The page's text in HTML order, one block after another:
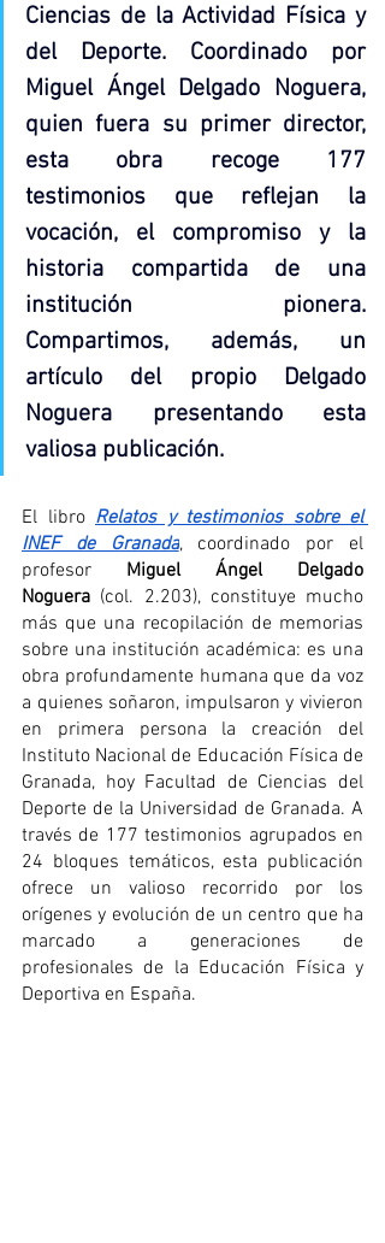
Ciencias de la Actividad Física y
del Deporte. Coordinado por
Miguel Ángel Delgado Noguera,
quien fuera su primer director,
esta obra recoge 177
testimonios que reflejan la
vocación, el compromiso y la
historia compartida de una
institución pionera.
Compartimos, además, un
artículo del propio Delgado
Noguera presentando esta
valiosa publicación.
El libro Relatos y testimonios sobre el
INEF de Granada, coordinado por el
profesor Miguel Ángel Delgado
Noguera (col. 2.203), constituye mucho
más que una recopilación de memorias
sobre una institución académica: es una
obra profundamente humana que da voz
a quienes soñaron, impulsaron y vivieron
en primera persona la creación del
Instituto Nacional de Educación Física de
Granada, hoy Facultad de Ciencias del
Deporte de la Universidad de Granada. A
través de 177 testimonios agrupados en
24 bloques temáticos, esta publicación
ofrece un valioso recorrido por los
orígenes y evolución de un centro que ha
marcado a generaciones de
profesionales de la Educación Física y
Deportiva en España.